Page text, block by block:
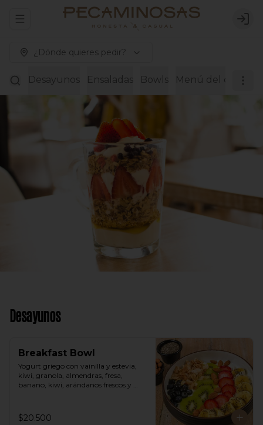
Abrir menu de navegación
¿Dónde quieres pedir?
Desayunos Ensaladas Bowls Menú del día
Desayunos
Breakfast Bowl
Yogurt griego con vainilla y estevia,
kiwi, granola, almendras, fresa,
banano, kiwi, arándanos frescos y
$20.500